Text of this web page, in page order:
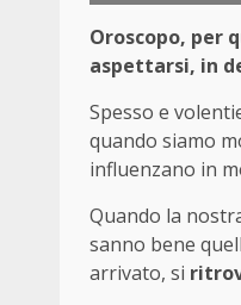
Oroscopo, per
aspettarsi, in
Spesso e
quando siamo
influenzano in
Quando la
sanno bene
arrivato, si